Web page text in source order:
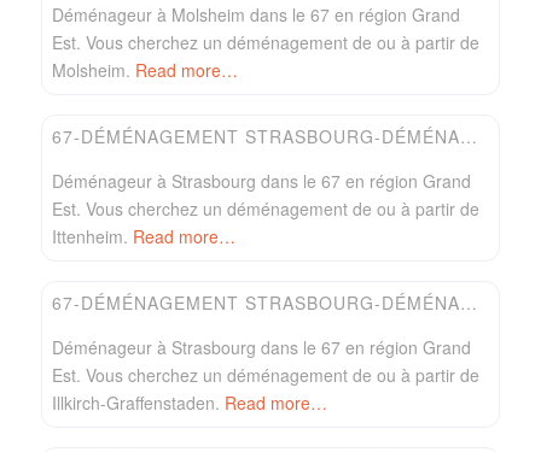
Déménageur à Molsheim dans le 67 en région Grand
Est. Vous cherchez un déménagement de ou à partir de
Molsheim. Read more…
67-DÉMÉNAGEMENT STRASBOURG-DÉMÉNAGEUR IVENS
Déménageur à Strasbourg dans le 67 en région Grand
Est. Vous cherchez un déménagement de ou à partir de
Ittenheim. Read more…
67-DÉMÉNAGEMENT STRASBOURG-DÉMÉNAGEUR LUX
Déménageur à Strasbourg dans le 67 en région Grand
Est. Vous cherchez un déménagement de ou à partir de
Illkirch-Graffenstaden. Read more…